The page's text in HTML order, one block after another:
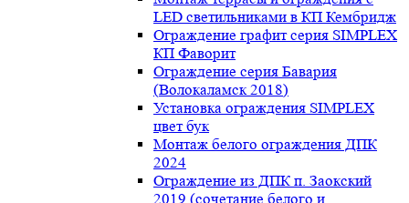
LED светильниками в КП Кембридж
Ограждение графит серия SIMPLEX
КП Фаворит
Ограждение серия Бавария
(Волокаламск 2018)
Установка ограждения SIMPLEX
цвет бук
Монтаж белого ограждения ДПК
2024
Ограждение из ДПК п. Заокский
2019 (сочетание белого и